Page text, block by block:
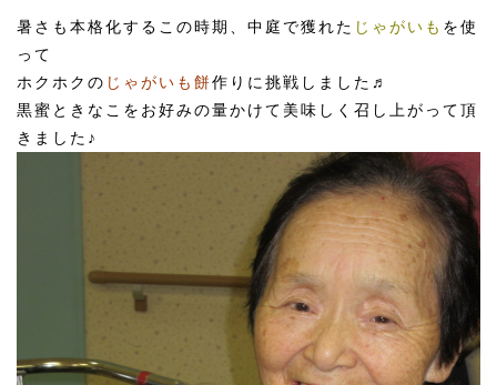
暑さも本格化するこの時期、中庭で獲れた じゃがいも を使
って
ホクホクの じゃがいも餅作りに挑戦しました♬
黒蜜ときなこをお好みの量かけて美味しく召し上がって頂
きました♪